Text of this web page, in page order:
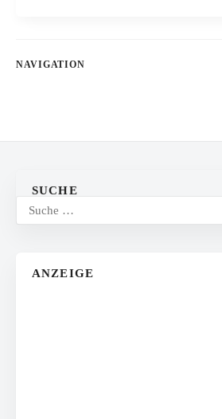
NAVIGATION
SUCHE
ANZEIGE